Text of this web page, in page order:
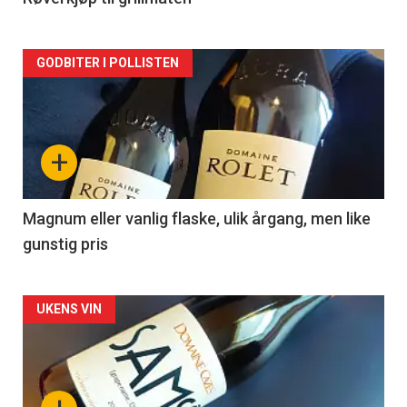
Forsiden
akkurat
nå
3
+
GODBITER I POLLISTEN
Magnum eller vanlig flaske, ulik årgang, men like
gunstig pris
Forsiden
akkurat
nå
UKENS VIN